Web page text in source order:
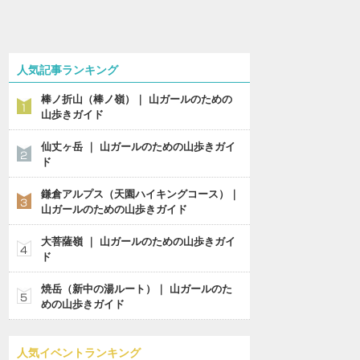
人気記事ランキング
棒ノ折山（棒ノ嶺）｜ 山ガールのための
山歩きガイド
仙丈ヶ岳 ｜ 山ガールのための山歩きガイ
ド
鎌倉アルプス（天園ハイキングコース）｜
山ガールのための山歩きガイド
大菩薩嶺 ｜ 山ガールのための山歩きガイ
ド
焼岳（新中の湯ルート）｜ 山ガールのた
めの山歩きガイド
人気イベントランキング